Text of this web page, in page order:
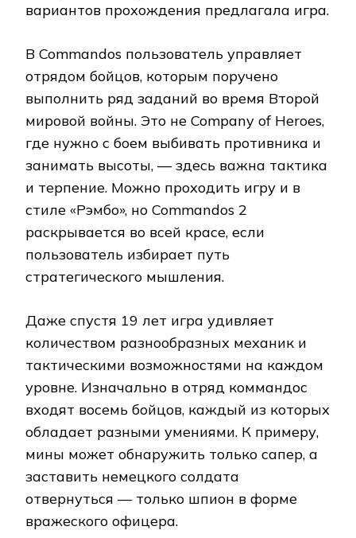
вариантов прохождения предлагала игра.
В Commandos пользователь управляет
отрядом бойцов, которым поручено
выполнить ряд заданий во время Второй
мировой войны. Это не Company of Heroes,
где нужно с боем выбивать противника и
занимать высоты, — здесь важна тактика
и терпение. Можно проходить игру и в
стиле «Рэмбо», но Commandos 2
раскрывается во всей красе, если
пользователь избирает путь
стратегического мышления.
Даже спустя 19 лет игра удивляет
количеством разнообразных механик и
тактическими возможностями на каждом
уровне. Изначально в отряд коммандос
входят восемь бойцов, каждый из которых
обладает разными умениями. К примеру,
мины может обнаружить только сапер, а
заставить немецкого солдата
отвернуться — только шпион в форме
вражеского офицера.